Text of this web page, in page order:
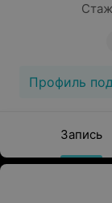
Профиль
Запись